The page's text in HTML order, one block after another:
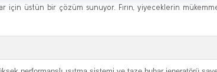
üstün bir çözüm sunuyor. Fırın, yiyeceklerin